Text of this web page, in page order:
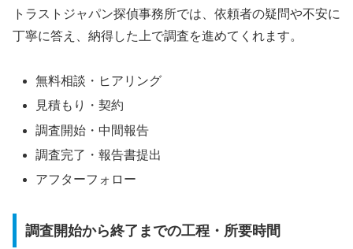
トラストジャパン探偵事務所では、依頼者の疑問や不安に
丁寧に答え、納得した上で調査を進めてくれます。
無料相談・ヒアリング
見積もり・契約
調査開始・中間報告
調査完了・報告書提出
アフターフォロー
調査開始から終了までの工程・所要時間